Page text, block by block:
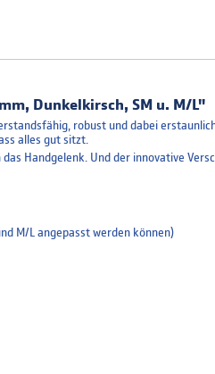
Dunkelkirsch, SM u. M/L"
robust und dabei
alles gut sitzt.
Handgelenk. Und der innovative
M/L angepasst werden können)